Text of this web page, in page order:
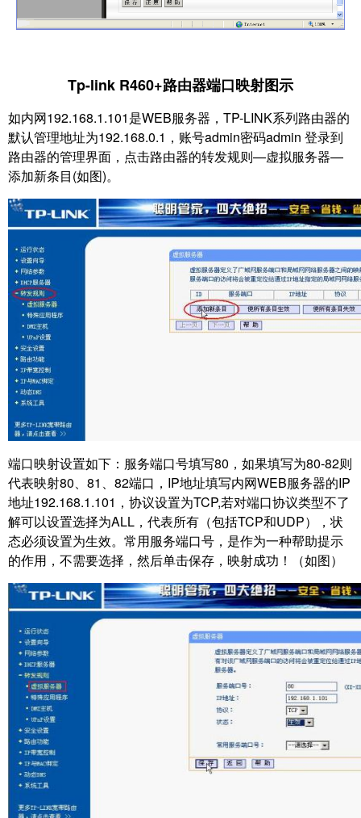
Tp-link R460+路由器端口映射图示
如内网192.168.1.101是WEB服务器，TP-LINK系列路由器的
默认管理地址为192.168.0.1， 账号admin密码admin 登录到
路由器的管理界面，点击路由器的转发规则—虚拟服务器—
添加新条目(如图)。
端口映射设置如下：服务端口号填写80，如果填写为80-82则
代表映射80、81、82端口， IP地址填写内网WEB服务器的IP
地址192.168.1.101，协议设置为TCP,若对端口协议类型不了
解可以设置选择为ALL，代表所有（包括TCP和UDP），状
态必须设置为生效。常用服务端口号，是作为一种帮助提示
的作用，不需要选择，然后单击保存，映射成功！
（如图）